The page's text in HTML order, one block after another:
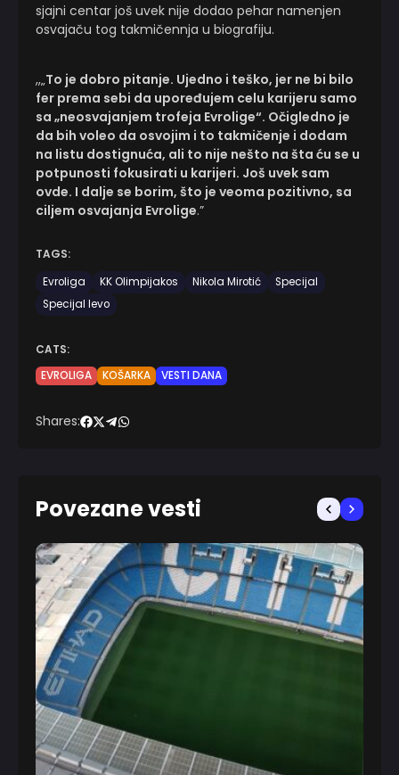
sjajni centar još uvek nije dodao pehar namenjen
osvajaču tog takmičennja u biografiju.
,,„To je dobro pitanje. Ujedno i teško, jer ne bi bilo
fer prema sebi da upoređujem celu karijeru samo
sa „neosvajanjem trofeja Evrolige“. Očigledno je
da bih voleo da osvojim i to takmičenje i dodam
na listu dostignuća, ali to nije nešto na šta ću se u
potpunosti fokusirati u karijeri. Još uvek sam
ovde. I dalje se borim, što je veoma pozitivno, sa
ciljem osvajanja Evrolige.”
TAGS:
Evroliga
KK Olimpijakos Nikola Mirotić
Specijal
Specijal levo
CATS:
EVROLIGA
KOŠARKA VESTI DANA
Shares:
Povezane vesti